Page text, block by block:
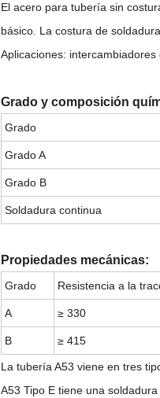
El acero para tubería sin
básico. La costura de
Aplicaciones:
Grado y composición
Grado
Grado A
Grado B
Soldadura continua
Propiedades mecánicas:
Grado Resistencia a la
A ≥ 330
B ≥ 415
La tubería A53 viene en tres
A53 Tipo E tiene una